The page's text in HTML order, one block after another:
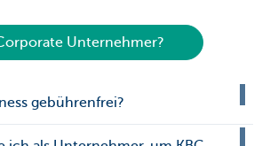
Unternehmer?
gebührenfrei?